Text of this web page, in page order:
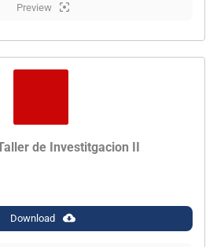
Preview
de Investitgacion II
Download